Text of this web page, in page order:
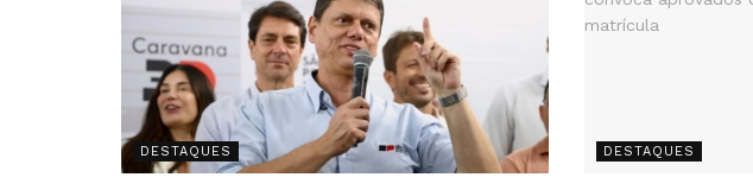
DESTAQUES DESTAQUES